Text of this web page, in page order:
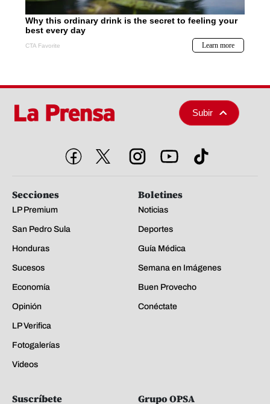
Subir
Secciones
LP Premium
San Pedro Sula
Honduras
Sucesos
Economía
Opinión
LP Verifica
Fotogalerías
Videos
Boletines
Noticias
Deportes
Guía Médica
Semana en Imágenes
Buen Provecho
Conéctate
Suscríbete Grupo OPSA